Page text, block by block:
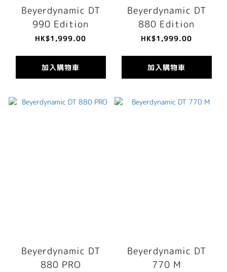
Beyerdynamic DT
990 Edition
HK$1,999.00
加入購物車
Beyerdynamic DT
880 Edition
HK$1,999.00
加入購物車
Beyerdynamic DT
880 PRO
Beyerdynamic DT
770 M